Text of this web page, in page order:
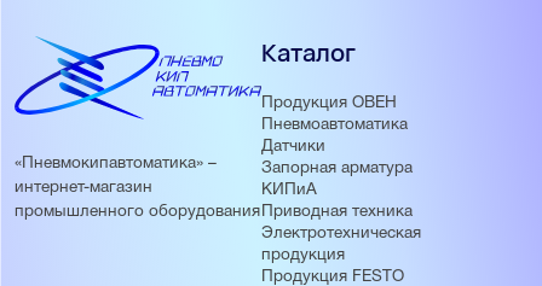
«Пневмокипавтоматика» –
интернет-магазин
промышленного оборудования
Каталог
Продукция ОВЕН
Пневмоавтоматика
Датчики
Запорная арматура
КИПиА
Приводная техника
Электротехническая
продукция
Продукция FESTO